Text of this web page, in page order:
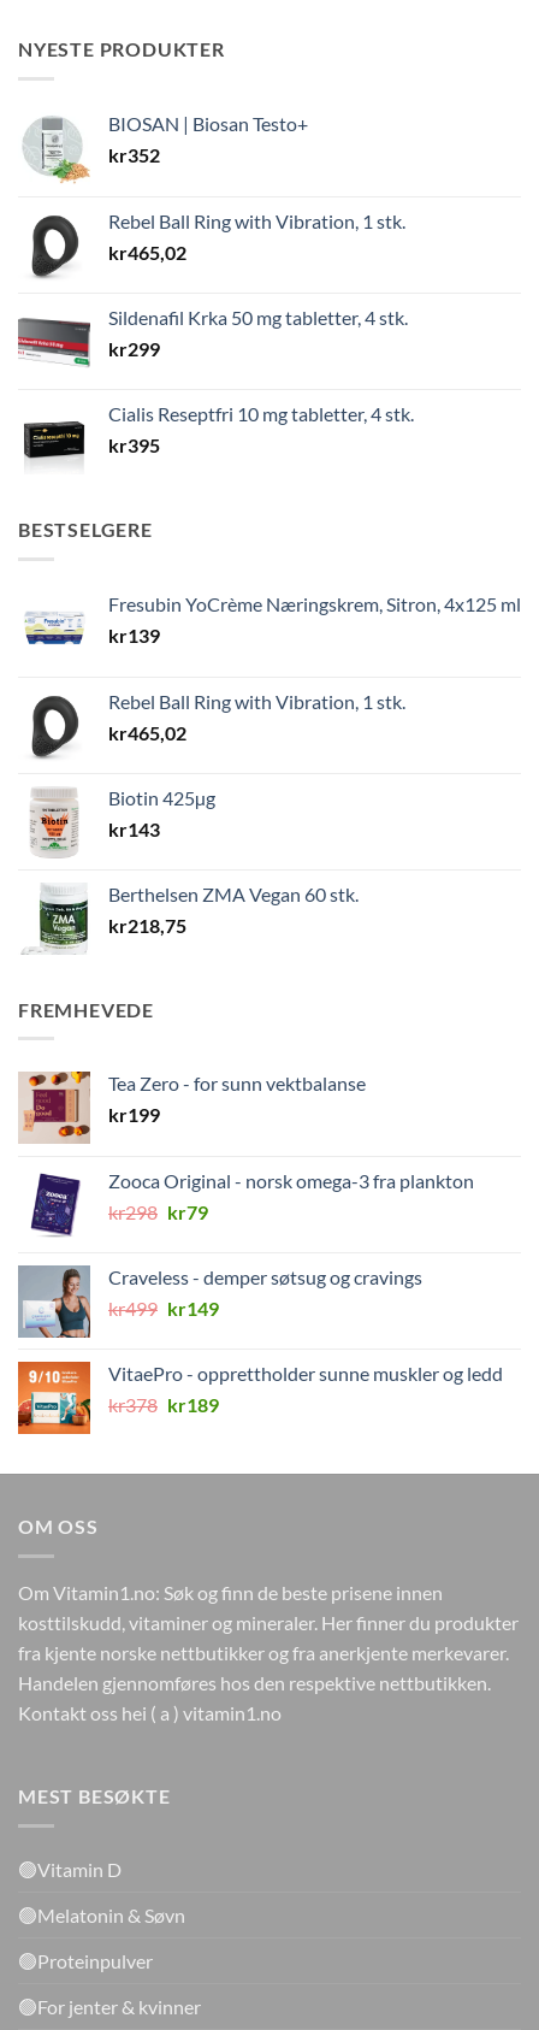
NYESTE PRODUKTER
BIOSAN | Biosan Testo+
kr352
Rebel Ball Ring with Vibration, 1 stk.
kr465,02
Sildenafil Krka 50 mg tabletter, 4 stk.
kr299
Cialis Reseptfri 10 mg tabletter, 4 stk.
kr395
BESTSELGERE
Fresubin YoCrème Næringskrem, Sitron, 4x125 ml
kr139
Rebel Ball Ring with Vibration, 1 stk.
kr465,02
Biotin 425µg
kr143
Berthelsen ZMA Vegan 60 stk.
kr218,75
FREMHEVEDE
Tea Zero - for sunn vektbalanse
kr199
Zooca Original - norsk omega-3 fra plankton
kr298 Opprinnelig
kr298.
kr79Nåværende
kr79.
Craveless - demper søtsug og cravings
kr499 Opprinnelig
kr499.
kr149Nåværende
kr149.
VitaePro - opprettholder sunne muskler og ledd
kr378 Opprinnelig
kr378.
kr189Nåværende
kr189.
OM OSS
Om Vitamin1.no: Søk og finn de beste prisene innen
kosttilskudd, vitaminer og mineraler. Her finner du produkter
fra kjente norske nettbutikker og fra anerkjente merkevarer.
Handelen gjennomføres hos den respektive nettbutikken.
Kontakt oss hei ( a ) vitamin1.no
MEST BESØKTE
🟢Vitamin D
🟢Melatonin & Søvn
🟢Proteinpulver
🟢For jenter & kvinner